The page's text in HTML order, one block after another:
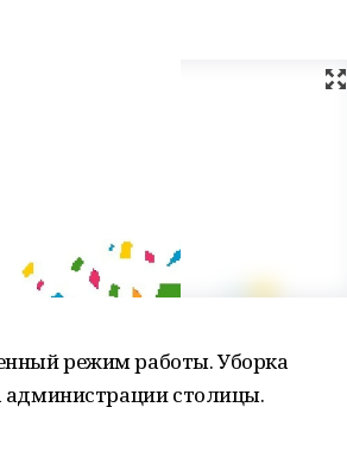
режим работы. Уборка
администрации столицы.